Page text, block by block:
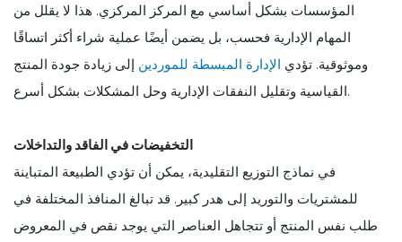
المؤسسات بشكل أساسي مع المركز المركزي. هذا لا يقلل من
المهام الإدارية فحسب، بل يضمن أيضًا عملية شراء أكثر اتساقًا
وموثوقية. تؤدي الإدارة المبسطة للموردين إلى زيادة جودة المنتج
القياسية وتقليل النفقات الإدارية وحل المشكلات بشكل أسرع.
التخفيضات في الفاقد والتداخلات
في نماذج التوزيع التقليدية، يمكن أن تؤدي الطبيعة المتباينة
للمشتريات والتوريد إلى هدر كبير. قد تبالغ المنافذ المختلفة في
طلب نفس المنتج أو تتجاهل العناصر التي يوجد نقص في المعروض